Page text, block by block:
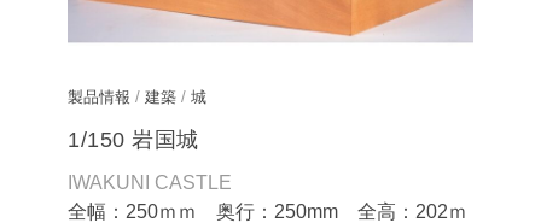
製品情報 / 建築 / 城
1/150 岩国城
IWAKUNI CASTLE
全幅：250ｍｍ 奥行：250mm 全高：202ｍ